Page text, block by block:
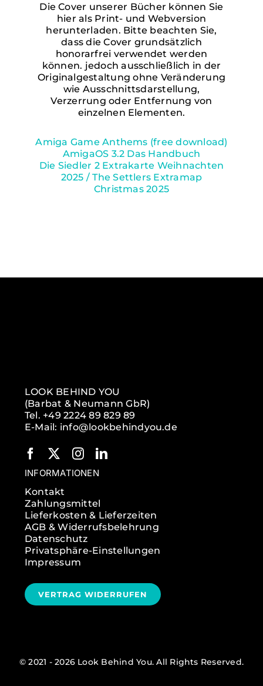
Die Cover unserer Bücher können Sie
hier als Print- und Webversion
herunterladen. Bitte beachten Sie,
dass die Cover grundsätzlich
honorarfrei verwendet werden
können. jedoch ausschließlich in der
Originalgestaltung ohne Veränderung
wie Ausschnittsdarstellung,
Verzerrung oder Entfernung von
einzelnen Elementen.
Amiga Game Anthems (free download)
AmigaOS 3.2 Das Handbuch
Die Siedler 2 Extrakarte Weihnachten
2025 / The Settlers Extramap
Christmas 2025
LOOK BEHIND YOU
(Barbat & Neumann GbR)
Tel. +49 2224 89 829 89
E-Mail: info@lookbehindyou.de
INFORMATIONEN
Kontakt
Zahlungsmittel
Lieferkosten & Lieferzeiten
AGB & Widerrufsbelehrung
Datenschutz
Privatsphäre-Einstellungen
Impressum
VERTRAG WIDERRUFEN
© 2021 - 2026 Look Behind You. All Rights Reserved.